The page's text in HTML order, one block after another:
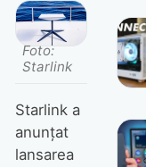
Foto:
Starlink
Starlink a
anunțat
lansarea